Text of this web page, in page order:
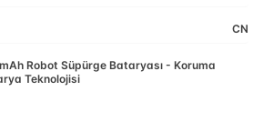
CN
Robot Süpürge Bataryası - Koruma
Teknolojisi